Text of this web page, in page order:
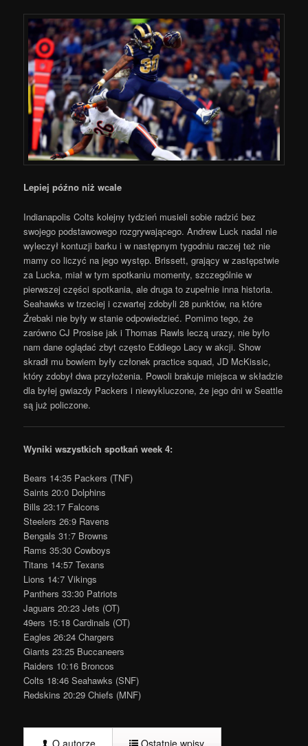
Lepiej późno niż wcale
Indianapolis Colts kolejny tydzień musieli sobie radzić bez
swojego podstawowego rozgrywającego. Andrew Luck nadal nie
wyleczył kontuzji barku i w następnym tygodniu raczej też nie
mamy co liczyć na jego występ. Brissett, grający w zastępstwie
za Lucka, miał w tym spotkaniu momenty, szczególnie w
pierwszej części spotkania, ale druga to zupełnie inna historia.
Seahawks w trzeciej i czwartej zdobyli 28 punktów, na które
Źrebaki nie były w stanie odpowiedzieć. Pomimo tego, że
zarówno CJ Prosise jak i Thomas Rawls leczą urazy, nie było
nam dane oglądać zbyt często Eddiego Lacy w akcji. Show
skradł mu bowiem były członek practice squad, JD McKissic,
który zdobył dwa przyłożenia. Powoli brakuje miejsca w składzie
dla byłej gwiazdy Packers i niewykluczone, że jego dni w Seattle
są już policzone.
Wyniki wszystkich spotkań week 4:
Bears 14:35 Packers (TNF)
Saints 20:0 Dolphins
Bills 23:17 Falcons
Steelers 26:9 Ravens
Bengals 31:7 Browns
Rams 35:30 Cowboys
Titans 14:57 Texans
Lions 14:7 Vikings
Panthers 33:30 Patriots
Jaguars 20:23 Jets (OT)
49ers 15:18 Cardinals (OT)
Eagles 26:24 Chargers
Giants 23:25 Buccaneers
Raiders 10:16 Broncos
Colts 18:46 Seahawks (SNF)
Redskins 20:29 Chiefs (MNF)